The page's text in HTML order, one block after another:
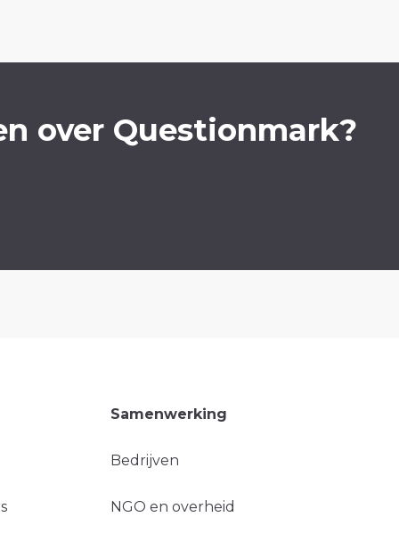
over Questionmark?
Samenwerking
Bedrijven
NGO en overheid